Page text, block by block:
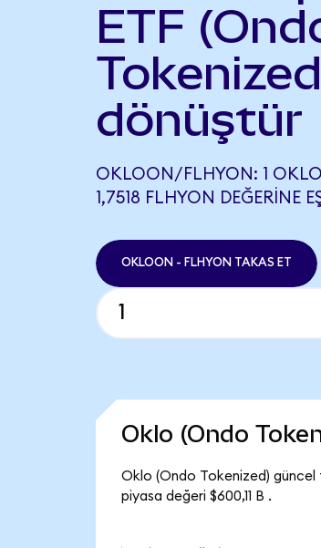
ETF
dönüştür
OKLOON/FLHYON: 1
1,7518 FLHYON DEĞERINE
OKLOON - FLHYON TAKAS ET
Oklo (Ondo
Oklo (Ondo Tokenized) güncel
piyasa değeri $600,11 B .